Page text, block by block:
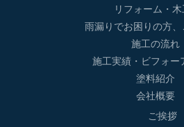
リフォーム・
雨漏りでお困りの方
施工の流れ
施工実績・ビフォー
塗料紹介
会社概要
ご挨拶